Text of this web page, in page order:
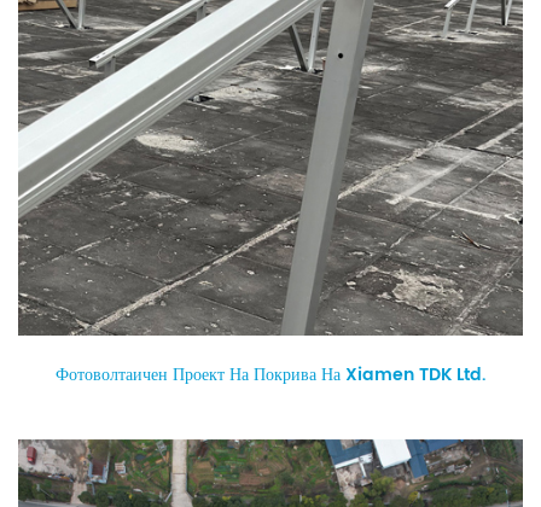
Фотоволтаичен Проект На Покрива На Xiamen TDK Ltd.